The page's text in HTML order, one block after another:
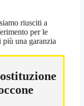
riusciti a
per le
più una garanzia